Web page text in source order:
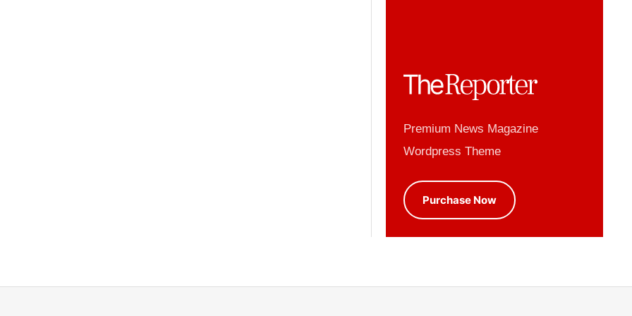
Premium News Magazine
Wordpress Theme
Purchase Now